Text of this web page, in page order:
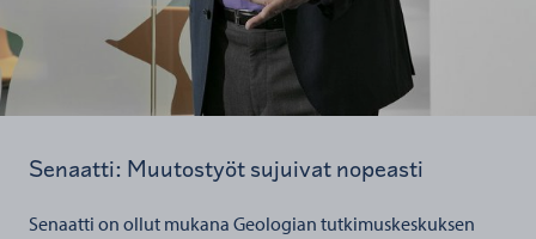
Senaatti: Muutostyöt sujuivat nopeasti
Senaatti on ollut mukana Geologian tutkimuskeskuksen